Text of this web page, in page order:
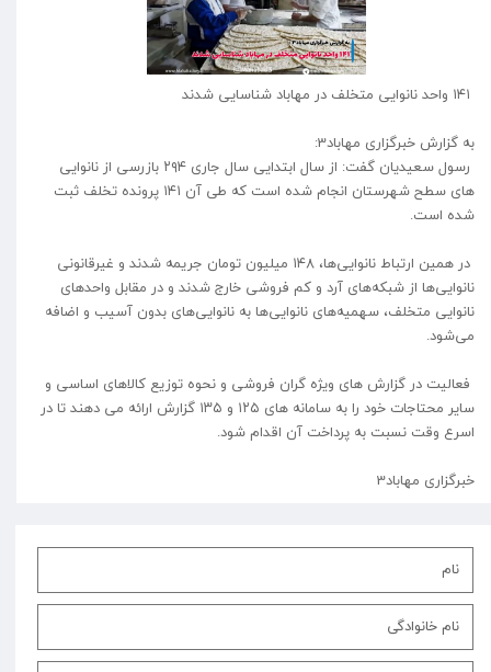
به گزارش خبرگزاری مهاباد3:
رسول سعیدیان گفت: از سال ابتدایی سال جاری ۲۹۴ بازرسی از نانوایی
های سطح شهرستان انجام شده است که طی آن ۱۴۱ پرونده تخلف ثبت
شده است.
در همین ارتباط نانوایی‌ها، ۱۴۸ میلیون تومان جریمه شدند و غیرقانونی
نانوایی‌ها از شبکه‌های آرد و کم فروشی خارج شدند و در مقابل واحدهای
نانوایی متخلف، سهمیه‌های نانوایی‌ها به نانوایی‌های بدون آسیب و اضافه
می‌شود.
فعالیت در گزارش های ویژه گران فروشی و نحوه توزیع کالاهای اساسی و
سایر محتاجات خود را به سامانه های ۱۲۵ و ۱۳۵ گزارش ارائه می دهند تا در
اسرع وقت نسبت به پرداخت آن اقدام شود.
خبرگزاری مهاباد3